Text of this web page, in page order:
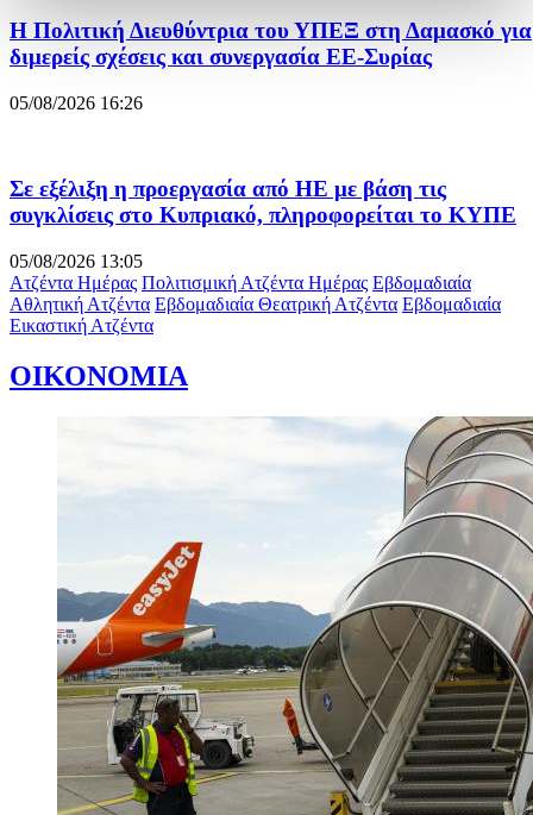
Η Πολιτική Διευθύντρια του ΥΠΕΞ στη Δαμασκό για
διμερείς σχέσεις και συνεργασία ΕΕ-Συρίας
05/08/2026 16:26
Σε εξέλιξη η προεργασία από ΗΕ με βάση τις
συγκλίσεις στο Κυπριακό, πληροφορείται το ΚΥΠΕ
05/08/2026 13:05
Ατζέντα Ημέρας Πολιτισμική Ατζέντα Ημέρας Εβδομαδιαία
Αθλητική Ατζέντα Εβδομαδιαία Θεατρική Ατζέντα Εβδομαδιαία
Εικαστική Ατζέντα
ΟΙΚΟΝΟΜΙΑ